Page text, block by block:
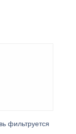
фильтруется